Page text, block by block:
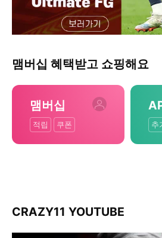
맴버십 혜택받고 쇼핑해요
맴버십
적립 쿠폰 추
CRAZY11 YOUTUBE